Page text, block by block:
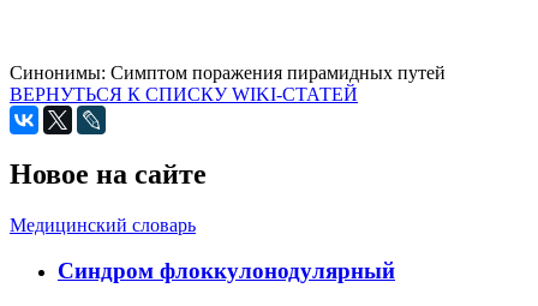
Синонимы: Симптом поражения пирамидных путей
ВЕРНУТЬСЯ К СПИСКУ WIKI-СТАТЕЙ
Новое на сайте
Медицинский словарь
Cиндром флоккулонодулярный